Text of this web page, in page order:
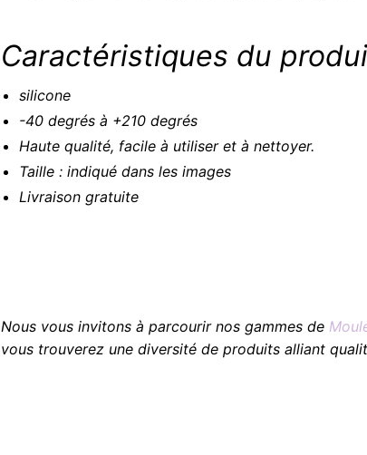
Caractéristiques du
silicone
-40 degrés à +210 degrés
Haute qualité, facile à utiliser et à nettoyer.
Taille : indiqué dans les images
Livraison gratuite
Nous vous invitons à parcourir nos gammes de
vous trouverez une diversité de produits alliant